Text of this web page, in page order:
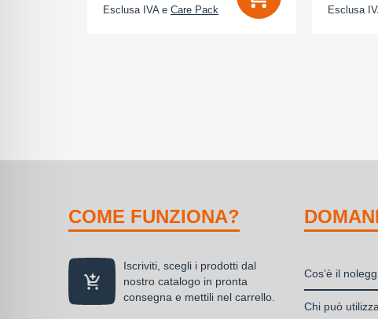
Esclusa IVA e Care Pack Esclusa
COME FUNZIONA?
Iscriviti, scegli i prodotti dal
nostro catalogo in pronta
consegna e mettili nel carrello.
Cos’è il
Il noleggio, o
Chi può